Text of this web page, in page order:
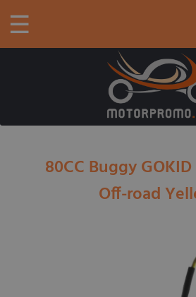
☰
80CC Buggy
Off-road